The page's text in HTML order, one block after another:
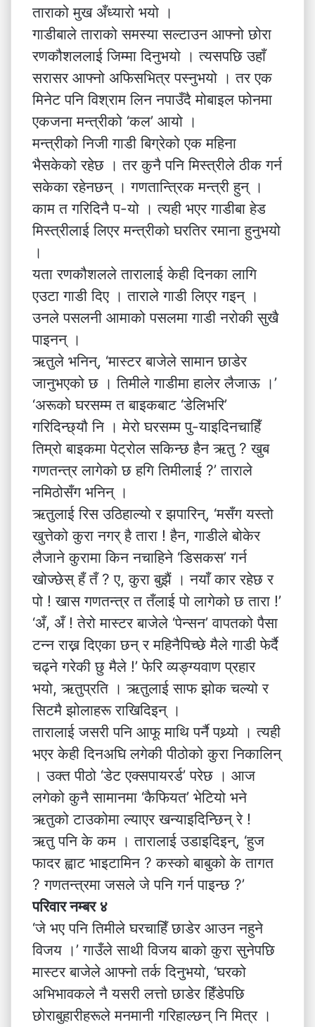
ताराको मुख अँध्यारो भयो ।
गाडीबाले ताराको समस्या सल्टाउन आफ्नो छोरा
रणकौशललाई जिम्मा दिनुभयो । त्यसपछि उहाँ
सरासर आफ्नो अफिसभित्र पस्नुभयो । तर एक
मिनेट पनि विश्राम लिन नपाउँदै मोबाइल फोनमा
एकजना मन्त्रीको ‘कल’ आयो ।
मन्त्रीको निजी गाडी बिग्रेको एक महिना
भैसकेको रहेछ । तर कुनै पनि मिस्त्रीले ठीक गर्न
सकेका रहेनछन् । गणतान्त्रिक मन्त्री हुन् ।
काम त गरिदिनै प-यो । त्यही भएर गाडीबा हेड
मिस्त्रीलाई लिएर मन्त्रीको घरतिर रमाना हुनुभयो
।
यता रणकौशलले तारालाई केही दिनका लागि
एउटा गाडी दिए । ताराले गाडी लिएर गइन् ।
उनले पसलनी आमाको पसलमा गाडी नरोकी सुखै
पाइनन् ।
ऋतुले भनिन्, ‘मास्टर बाजेले सामान छाडेर
जानुभएको छ । तिमीले गाडीमा हालेर लैजाऊ ।’
‘अरूको घरसम्म त बाइकबाट ‘डेलिभरि’
गरिदिन्छ्यौ नि । मेरो घरसम्म पु-याइदिनचाहिँ
तिम्रो बाइकमा पेट्रोल सकिन्छ हैन ऋतु ? खुब
गणतन्त्र लागेको छ हगि तिमीलाई ?’ ताराले
नमिठोसँग भनिन् ।
ऋतुलाई रिस उठिहाल्यो र झपारिन्, ‘मसँग यस्तो
खुत्तेको कुरा नगर् है तारा ! हैन, गाडीले बोकेर
लैजाने कुरामा किन नचाहिने ‘डिसकस’ गर्न
खोज्छेस् हँ तँ ? ए, कुरा बुझैं । नयाँ कार रहेछ र
पो ! खास गणतन्त्र त तँलाई पो लागेको छ तारा !’
‘अँ, अँ ! तेरो मास्टर बाजेले ‘पेन्सन’ वापतको पैसा
टन्न राख्न दिएका छन् र महिनैपिच्छे मैले गाडी फेर्दै
चढ्ने गरेकी छु मैले !’ फेरि व्यङ्ग्यवाण प्रहार
भयो, ऋतुप्रति । ऋतुलाई साफ झोक चल्यो र
सिटमै झोलाहरू राखिदिइन् ।
तारालाई जसरी पनि आफू माथि पर्नै पथ्र्यो । त्यही
भएर केही दिनअघि लगेकी पीठोको कुरा निकालिन्
। उक्त पीठो ‘डेट एक्सपायरर्ड’ परेछ । आज
लगेको कुनै सामानमा ‘कैफियत’ भेटियो भने
ऋतुको टाउकोमा ल्याएर खन्याइदिन्छिन् रे !
ऋतु पनि के कम । तारालाई उडाइदिइन्, ‘हुज
फादर ह्वाट भाइटामिन ? कस्को बाबुको के तागत
? गणतन्त्रमा जसले जे पनि गर्न पाइन्छ ?’
परिवार नम्बर ४
‘जे भए पनि तिमीले घरचाहिँ छाडेर आउन नहुने
विजय ।’ गाउँले साथी विजय बाको कुरा सुनेपछि
मास्टर बाजेले आफ्नो तर्क दिनुभयो, ‘घरको
अभिभावकले नै यसरी लत्तो छाडेर हिँडेपछि
छोराबुहारीहरूले मनमानी गरिहाल्छन् नि मित्र ।